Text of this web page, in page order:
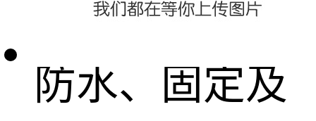
子配件绝缘、
防水、固定及